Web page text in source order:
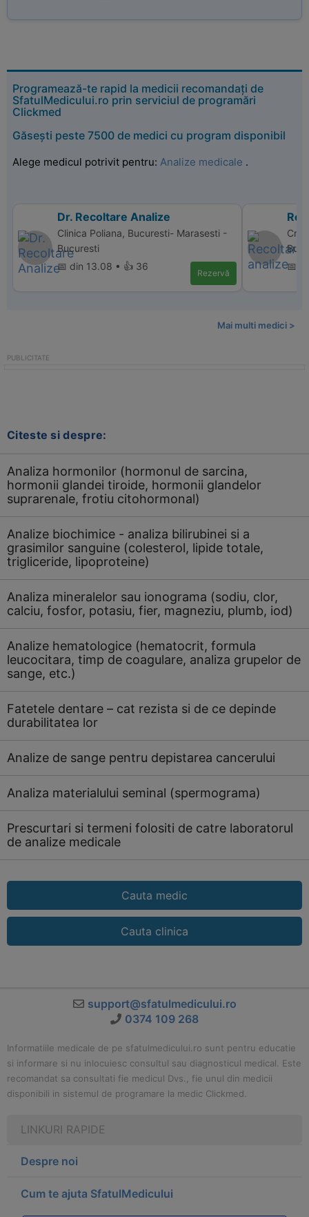
Programează-te rapid la medicii recomandați de
SfatulMedicului.ro prin serviciul de programări
Clickmed
Găsești peste 7500 de medici cu program disponibil
Alege medicul potrivit pentru: Analize medicale .
Dr. Recoltare Analize
Clinica Poliana, Bucuresti- Marasesti -
Bucuresti
📅 din 13.08 • 👍 36
Rezervă
Cris
📅
Mai multi medici >
Citeste si despre:
Analiza hormonilor (hormonul de sarcina,
hormonii glandei tiroide, hormonii glandelor
suprarenale, frotiu citohormonal)
Analize biochimice - analiza bilirubinei si a
grasimilor sanguine (colesterol, lipide totale,
trigliceride, lipoproteine)
Analiza mineralelor sau ionograma (sodiu, clor,
calciu, fosfor, potasiu, fier, magneziu, plumb, iod)
Analize hematologice (hematocrit, formula
leucocitara, timp de coagulare, analiza grupelor de
sange, etc.)
Fatetele dentare – cat rezista si de ce depinde
durabilitatea lor
Analize de sange pentru depistarea cancerului
Analiza materialului seminal (spermograma)
Prescurtari si termeni folositi de catre laboratorul
de analize medicale
Cauta medic
Cauta clinica
support@sfatulmedicului.ro
0374 109 268
Informatiile medicale de pe sfatulmedicului.ro sunt pentru educatie
si informare si nu inlocuiesc consultul sau diagnosticul medical. Este
recomandat sa consultati fie medicul Dvs., fie unul din medicii
disponibili in sistemul de programare la medic Clickmed.
LINKURI RAPIDE
Despre noi
Cum te ajuta SfatulMedicului